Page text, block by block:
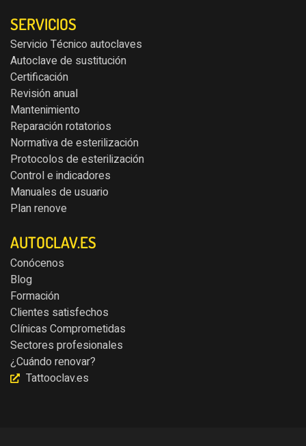
SERVICIOS
Servicio Técnico autoclaves
Autoclave de sustitución
Certificación
Revisión anual
Mantenimiento
Reparación rotatorios
Normativa de esterilización
Protocolos de esterilización
Control e indicadores
Manuales de usuario
Plan renove
AUTOCLAV.ES
Conócenos
Blog
Formación
Clientes satisfechos
Clínicas Comprometidas
Sectores profesionales
¿Cuándo renovar?
Tattooclav.es